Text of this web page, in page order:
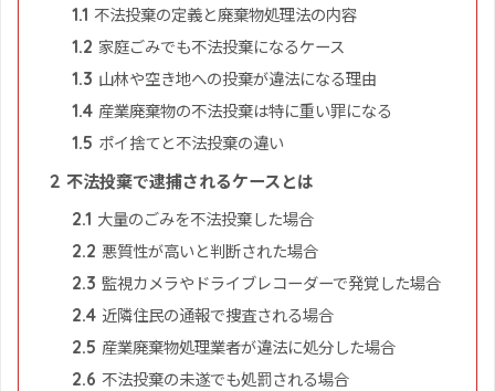
1.1 不法投棄の定義と廃棄物処理法の内容
1.2 家庭ごみでも不法投棄になるケース
1.3 山林や空き地への投棄が違法になる理由
1.4 産業廃棄物の不法投棄は特に重い罪になる
1.5 ポイ捨てと不法投棄の違い
2 不法投棄で逮捕されるケースとは
2.1 大量のごみを不法投棄した場合
2.2 悪質性が高いと判断された場合
2.3 監視カメラやドライブレコーダーで発覚した場合
2.4 近隣住民の通報で捜査される場合
2.5 産業廃棄物処理業者が違法に処分した場合
2.6 不法投棄の未遂でも処罰される場合